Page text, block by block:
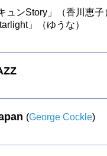
ュンStory」（香川恵子
」（ゆうな）
(George Cockle)